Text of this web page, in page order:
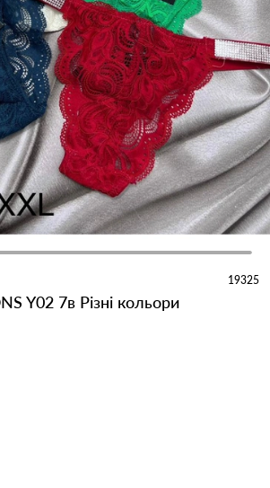
19325
Y02 7в Різні кольори